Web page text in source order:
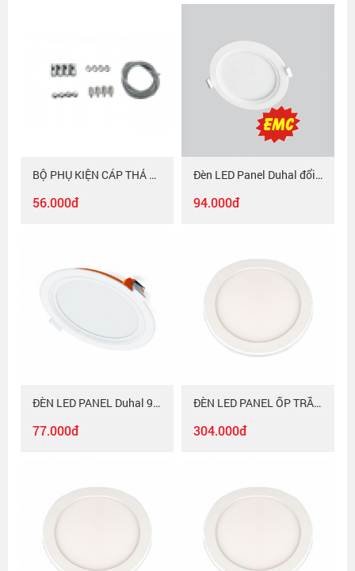
BỘ PHỤ KIỆN CÁP THẢ ĐÈN PANEL Kingled
56.000đ
Đèn LED Panel Duhal đổi màu 6W KEMT0061 EMC
94.000đ
ĐÈN LED PANEL Duhal 9W KDPT209
77.000đ
ĐÈN LED PANEL ỐP TRẦN Duhal SIÊU MỎNG ĐỔI MÀU 6W DGC2069
304.000đ